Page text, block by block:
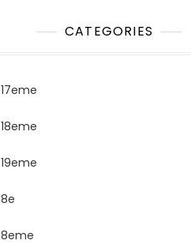
CATEGORIES
17eme
18eme
19eme
8e
8eme